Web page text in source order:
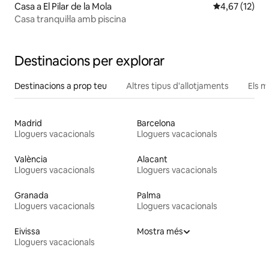
Casa a El Pilar de la Mola 4,67 de
4,67 (12)
Casa tranquil·la amb piscina
Destinacions per explorar
Destinacions a prop teu Altres tipus d'allotjaments Els
Madrid
Lloguers vacacionals
Barcelona
Lloguers vacacionals
València
Lloguers vacacionals
Alacant
Lloguers vacacionals
Granada
Lloguers vacacionals
Palma
Lloguers vacacionals
Eivissa
Lloguers vacacionals
Mostra més